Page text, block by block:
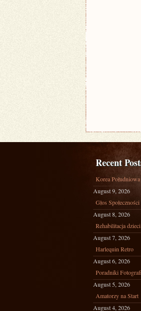
Recent
Korea Południowa
August 9, 2026
Głos Społeczności
August 8, 2026
Rehabilitacja dzieci
August 7, 2026
Harlequin Retro
August 6, 2026
Poradniki
August 5, 2026
Amatorzy na Start
August 4, 2026